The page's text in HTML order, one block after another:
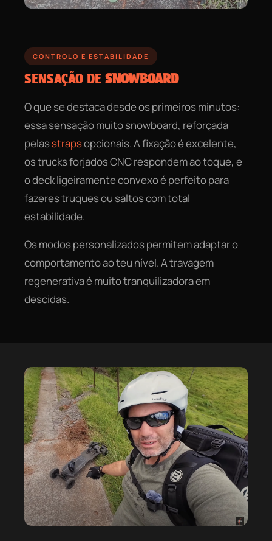
CONTROLO E ESTABILIDADE
SENSAÇÃO DE SNOWBOARD
O que se destaca desde os primeiros minutos:
essa sensação muito snowboard, reforçada
pelasstrapsopcionais. A fixação é excelente,
os trucks forjados CNC respondem ao toque, e
o deck ligeiramente convexo é perfeito para
fazeres truques ou saltos com total
estabilidade.
Os modos personalizados permitem adaptar o
comportamento ao teu nível. A travagem
regenerativa é muito tranquilizadora em
descidas.